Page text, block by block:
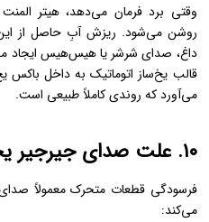
وقتی برد فرمان می‌دهد، هیتر
روشن می‌شود. ریزش آبِ حاصل از
داغ، صدای شرشر یا هیس‌هیس ایجاد
قالب یخ‌ساز اتوماتیک به داخل
می‌آورد که روندی کاملاً طبیعی است.
۱۰. علت صدای جیرجیر یخچال
فرسودگی قطعات متحرک معمولاً صدای
می‌کند: